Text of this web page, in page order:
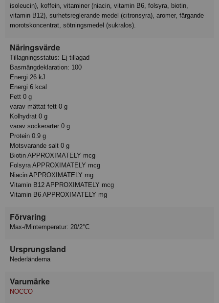
isoleucin), koffein, vitaminer (niacin, vitamin B6, folsyra, biotin,
vitamin B12), surhetsreglerande medel (citronsyra), aromer, färgande
morotskoncentrat, sötningsmedel (sukralos).
Näringsvärde
Tillagningsstatus: Ej tillagad
Basmängdeklaration: 100
Energi 26 kJ
Energi 6 kcal
Fett 0 g
varav mättat fett 0 g
Kolhydrat 0 g
varav sockerarter 0 g
Protein 0.9 g
Motsvarande salt 0 g
Biotin APPROXIMATELY mcg
Folsyra APPROXIMATELY mcg
Niacin APPROXIMATELY mg
Vitamin B12 APPROXIMATELY mcg
Vitamin B6 APPROXIMATELY mg
Förvaring
Max-/Mintemperatur: 20/2°C
Ursprungsland
Nederländerna
Varumärke
NOCCO